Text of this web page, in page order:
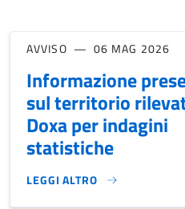
AVVISO 06 MAG 2026
Informazione
sul territorio
Doxa per indagini
statistiche
LEGGI ALTRO
INFORMAZIONE PRESENZA